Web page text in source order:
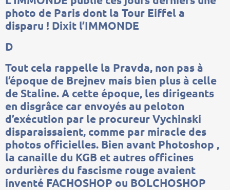
photo de Paris dont la Tour Eiffel a
disparu ! Dixit l’IMMONDE
D
Tout cela rappelle la Pravda, non pas à
l’époque de Brejnev mais bien plus à celle
de Staline. A cette époque, les dirigeants
en disgrâce car envoyés au peloton
d’exécution par le procureur Vychinski
disparaissaient, comme par miracle des
photos officielles. Bien avant Photoshop ,
la canaille du KGB et autres officines
ordurières du fascisme rouge avaient
inventé FACHOSHOP ou BOLCHOSHOP